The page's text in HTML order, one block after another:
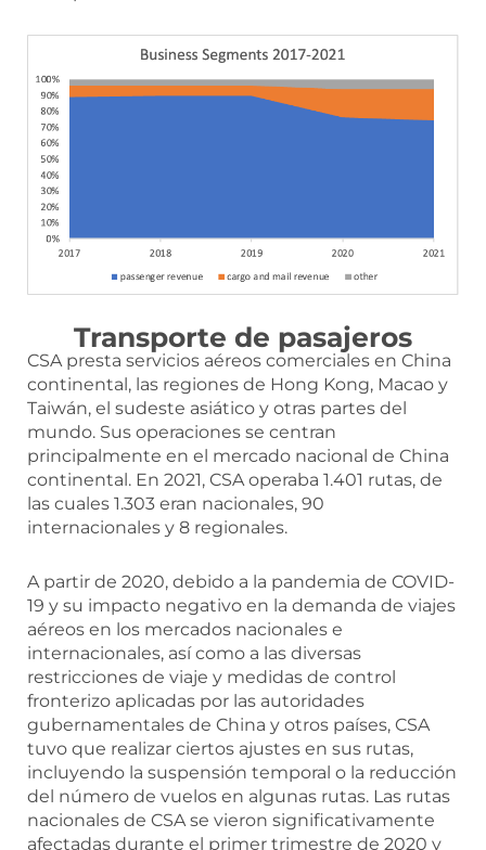
Transporte de pasajeros
CSA presta servicios aéreos comerciales en China
continental, las regiones de Hong Kong, Macao y
Taiwán, el sudeste asiático y otras partes del
mundo. Sus operaciones se centran
principalmente en el mercado nacional de China
continental. En 2021, CSA operaba 1.401 rutas, de
las cuales 1.303 eran nacionales, 90
internacionales y 8 regionales.
A partir de 2020, debido a la pandemia de COVID-
19 y su impacto negativo en la demanda de viajes
aéreos en los mercados nacionales e
internacionales, así como a las diversas
restricciones de viaje y medidas de control
fronterizo aplicadas por las autoridades
gubernamentales de China y otros países, CSA
tuvo que realizar ciertos ajustes en sus rutas,
incluyendo la suspensión temporal o la reducción
del número de vuelos en algunas rutas. Las rutas
nacionales de CSA se vieron significativamente
afectadas durante el primer trimestre de 2020 y